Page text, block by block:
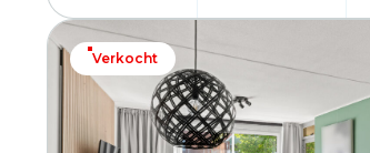
Verkocht